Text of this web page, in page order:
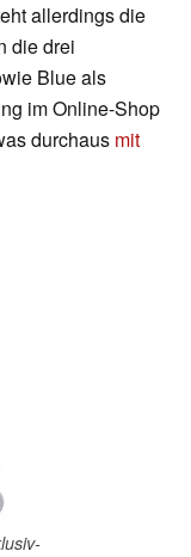
allerdings die
die drei
Blue als
im Online-Shop
durchaus mit